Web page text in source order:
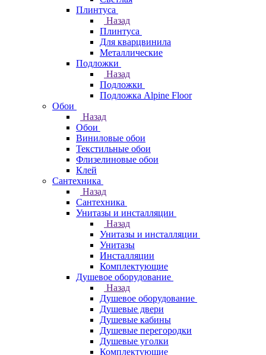
Плинтуса
Назад
Плинтуса
Для кварцвинила
Металлические
Подложки
Назад
Подложки
Подложка Alpine Floor
Обои
Назад
Обои
Виниловые обои
Текстильные обои
Флизелиновые обои
Клей
Сантехника
Назад
Сантехника
Унитазы и инсталляции
Назад
Унитазы и инсталляции
Унитазы
Инсталляции
Комплектующие
Душевое оборудование
Назад
Душевое оборудование
Душевые двери
Душевые кабины
Душевые перегородки
Душевые уголки
Комплектующие